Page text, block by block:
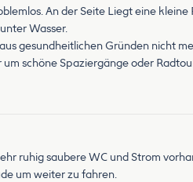
An der Seite Liegt eine
Wasser.
gesundheitlichen Gründen nicht
schöne Spaziergänge oder
ruhig saubere WC und Strom
um weiter zu fahren.